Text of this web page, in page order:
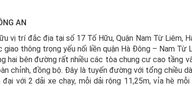
AN
vị trí đắc địa tại số 17 Tố Hữu, Quận Nam Từ Liêm,
thông trọng yếu nối liền quận Hà Đông – Nam Từ
hai bên đường rất nhiều các tòa chung cư cao tầng
chỉnh, đồng bộ. Đây là tuyến đường với tổng chiều
với 2 dải xe chạy, mỗi dải rộng 11,25m, vỉa hè mỗi